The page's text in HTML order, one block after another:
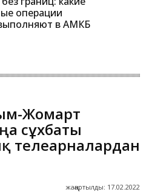
операции
в АМКБ